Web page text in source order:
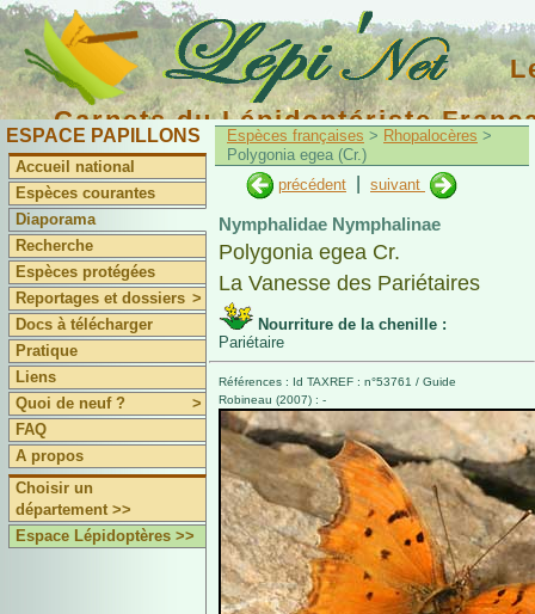
Carnets du Lépidoptériste
ESPACE PAPILLONS
Accueil national
Espèces courantes
Diaporama
Recherche
Espèces protégées
Reportages et dossiers >
Docs à télécharger
Pratique
Liens
Quoi de neuf ?
>
FAQ
A propos
Choisir un
département >>
Espace Lépidoptères >>
Espèces françaises > Rhopalocères >
Polygonia egea (Cr.)
précédent
suivant
Nymphalidae Nymphalinae
Polygonia egea Cr.
La Vanesse des Pariétaires
Nourriture de la chenille :
Pariétaire
Références : Id TAXREF : n°53761 / Guide
Robineau (2007) : -